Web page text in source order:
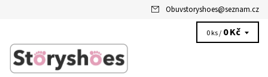
Obuvstoryshoes@seznam.cz
0 ks / 0 Kč